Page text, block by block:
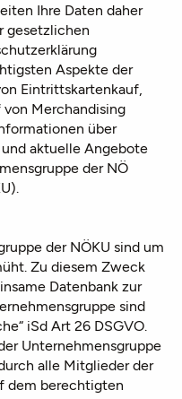
Ihre Daten daher
gesetzlichen
Aspekte der
Eintrittskartenkauf,
Merchandising
über
aktuelle Angebote
der NÖ
der NÖKU sind um
Zu diesem Zweck
Datenbank zur
sind
iSd Art 26 DSGVO.
Unternehmensgruppe
alle Mitglieder der
dem berechtigten